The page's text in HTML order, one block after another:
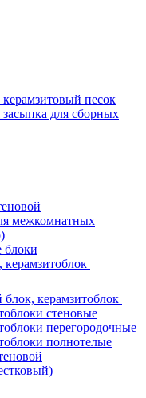
песок
засыпка для сборных
межкомнатных
блоки
керамзитоблок
стеновые
перегородочные
полнотелые